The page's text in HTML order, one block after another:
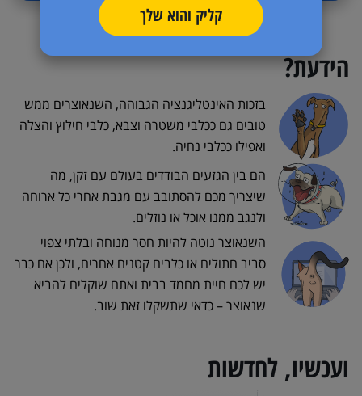
קליק והוא שלך
הידעת?
בזכות האינטליגנציה הגבוהה, השנאוצרים ממש
טובים גם ככלבי משטרה וצבא, כלבי חילוץ והצלה
ואפילו ככלבי נחיה.
הם בין הגזעים הבודדים בעולם עם זקן, מה
שיצריך מכם להסתובב עם מגבת אחרי כל ארוחה
ולנגב ממנו אוכל או נוזלים.
השנאוצר נוטה להיות חסר מנוחה ובלתי צפוי
סביב חתולים או כלבים קטנים אחרים, ולכן אם כבר
יש לכם חיית מחמד בבית ואתם שוקלים להביא
שנאוצר – כדאי שתשקלו זאת שוב.
ועכשיו, לחדשות